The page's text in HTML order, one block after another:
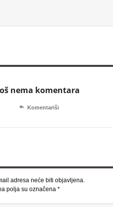
nema komentara
 Komentariši
adresa neće biti objavljena.
polja su označena *